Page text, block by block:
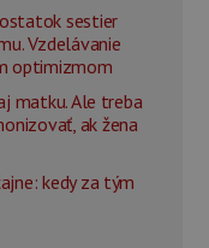
sestier
Vzdelávanie
optimizmom
matku. Ale treba
ak žena
kedy za tým